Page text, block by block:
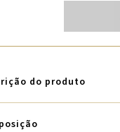
do produto